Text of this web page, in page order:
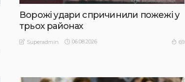
Ворожі удари спричинили пожежі у
трьох районах
Superadmin 06.08.2026 69